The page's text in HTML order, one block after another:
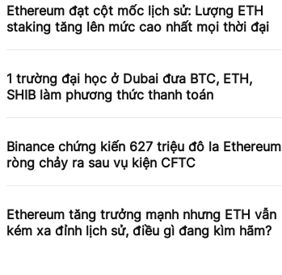
Ethereum đạt cột mốc lịch sử: Lượng ETH
staking tăng lên mức cao nhất mọi thời đại
1 trường đại học ở Dubai đưa BTC, ETH,
SHIB làm phương thức thanh toán
Binance chứng kiến ​​627 triệu đô la Ethereum
ròng chảy ra sau vụ kiện CFTC
Ethereum tăng trưởng mạnh nhưng ETH vẫn
kém xa đỉnh lịch sử, điều gì đang kìm hãm?